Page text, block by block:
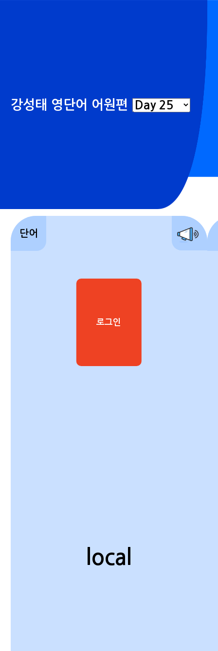
강성태 영단어 어원편
로그인
단어
local